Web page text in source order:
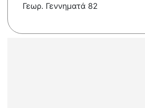
Γεωρ. Γεννηματά 82